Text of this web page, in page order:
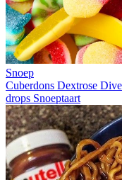
Snoep
Cuberdons Dextrose
drops Snoeptaart